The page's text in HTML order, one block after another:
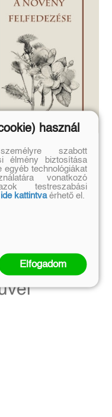
felfedezése
Raymund
használ
szabott
élmény biztosítása
egyéb technológiákat
vonatkozó
testreszabási
ide kattintvaérhető el.
Elfogadom